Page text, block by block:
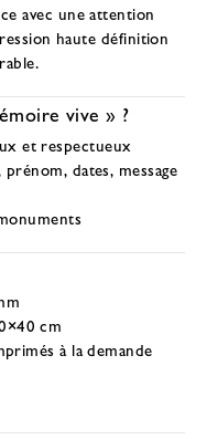
avec une attention
haute définition
vive » ?
et respectueux
dates, message
cm
à la demande